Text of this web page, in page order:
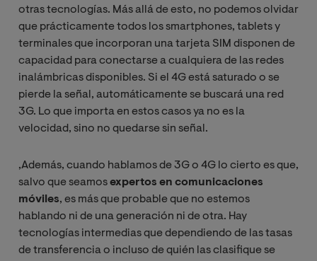
otras tecnologías. Más allá de esto, no podemos olvidar
que prácticamente todos los smartphones, tablets y
terminales que incorporan una tarjeta SIM disponen de
capacidad para conectarse a cualquiera de las redes
inalámbricas disponibles. Si el 4G está saturado o se
pierde la señal, automáticamente se buscará una red
3G. Lo que importa en estos casos ya no es la
velocidad, sino no quedarse sin señal.
,Además, cuando hablamos de 3G o 4G lo cierto es que,
salvo que seamosexpertos en comunicaciones
móviles, es más que probable que no estemos
hablando ni de una generación ni de otra. Hay
tecnologías intermedias que dependiendo de las tasas
de transferencia o incluso de quién las clasifique se